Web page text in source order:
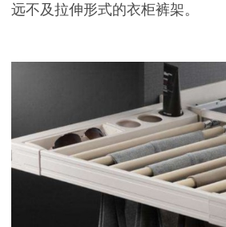
远不及拉伸形式的衣柜裤架。